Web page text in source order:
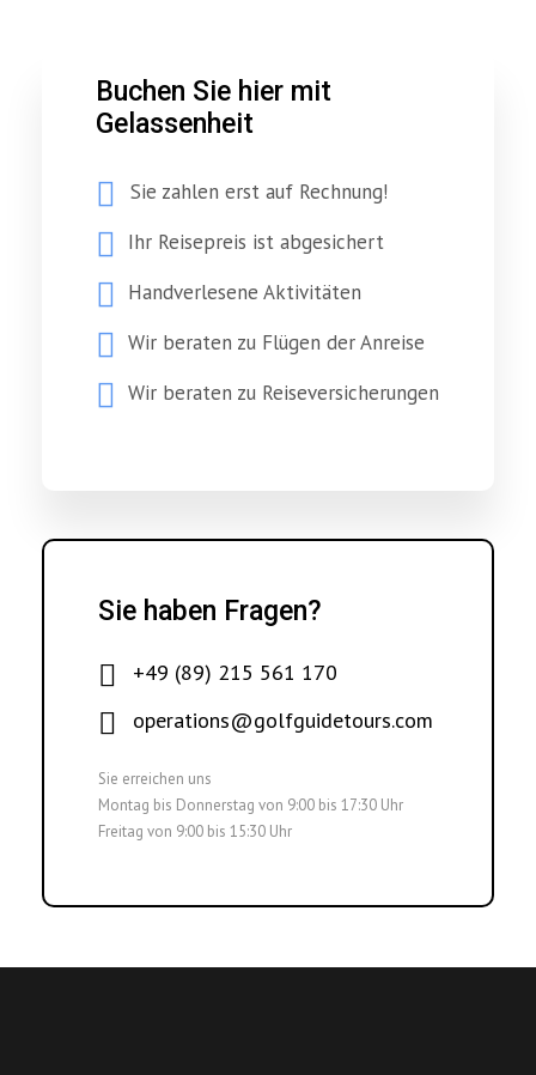
Buchen Sie hier mit
Gelassenheit
Sie zahlen erst auf Rechnung!
Ihr Reisepreis ist abgesichert
Handverlesene Aktivitäten
Wir beraten zu Flügen der Anreise
Wir beraten zu Reiseversicherungen
Sie haben Fragen?
+49 (89) 215 561 170
operations@golfguidetours.com
Sie erreichen uns
Montag bis Donnerstag von 9:00 bis 17:30 Uhr
Freitag von 9:00 bis 15:30 Uhr